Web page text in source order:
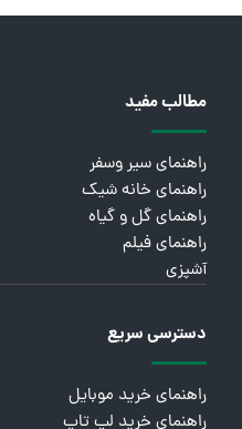
مطالب مفید
راهنمای سیر وسفر
راهنمای خانه شیک
راهنمای گل و گیاه
راهنمای فیلم
آشپزی
دسترسی سریع
راهنمای خرید موبایل
راهنمای خرید لپ تاپ